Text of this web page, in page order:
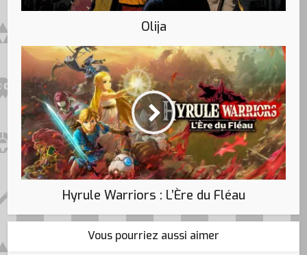
Olija
Hyrule Warriors : L’Ère du Fléau
Vous pourriez aussi aimer